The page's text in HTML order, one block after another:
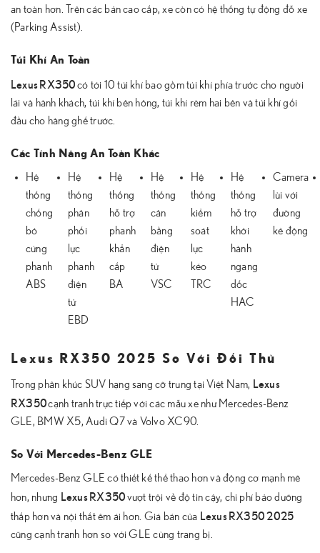
an toàn hơn. Trên các bản cao cấp, xe còn có hệ thống tự động đỗ xe
(Parking Assist).
Túi Khí An Toàn
Lexus RX350có tới 10 túi khí bao gồm túi khí phía trước cho người
lái và hành khách, túi khí bên hông, túi khí rèm hai bên và túi khí gối
đầu cho hàng ghế trước.
Các Tính Năng An Toàn Khác
Hệ
thống
chống
bó
cứng
phanh
ABS
Hệ
thống
phân
phối
lực
phanh
điện
tử
EBD
Hệ
thống
hỗ trợ
phanh
khẩn
cấp
BA
Hệ
thống
cân
bằng
điện
tử
VSC
Hệ
thống
kiểm
soát
lực
kéo
TRC
Hệ
thống
hỗ trợ
khởi
hành
ngang
dốc
HAC
Camera
lùi với
đường
kẻ động
Lexus RX350 2025 So Với Đối Thủ
Trong phân khúc SUV hạng sang cỡ trung tại Việt Nam, Lexus
RX350cạnh tranh trực tiếp với các mẫu xe như Mercedes-Benz
GLE, BMW X5, Audi Q7 và Volvo XC90.
So Với Mercedes-Benz GLE
Mercedes-Benz GLE có thiết kế thể thao hơn và động cơ mạnh mẽ
hơn, nhưng Lexus RX350vượt trội về độ tin cậy, chi phí bảo dưỡng
thấp hơn và nội thất êm ái hơn. Giá bán của Lexus RX350 2025
cũng cạnh tranh hơn so với GLE cùng trang bị.